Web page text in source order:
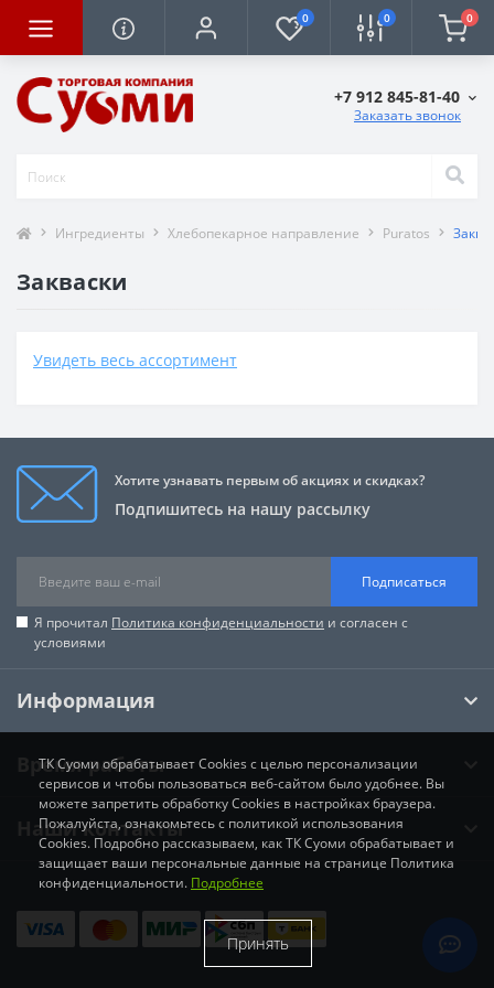
0 0 0
+7 912 845-81-40
Заказать звонок
Ингредиенты Хлебопекарное направление Puratos
Закваски
Увидеть весь ассортимент
Хотите узнавать первым об акциях и скидках?
Подпишитесь на нашу рассылку
Подписаться
Я прочитал Политика конфиденциальности и согласен с
условиями
Информация
Время работы
Наши контакты
ТК Суоми обрабатывает Cookies с целью персонализации
сервисов и чтобы пользоваться веб-сайтом было удобнее. Вы
можете запретить обработку Cookies в настройках браузера.
Пожалуйста, ознакомьтесь с политикой использования
Cookies. Подробно рассказываем, как ТК Суоми обрабатывает и
защищает ваши персональные данные на странице Политика
конфиденциальности. Подробнее
Принять